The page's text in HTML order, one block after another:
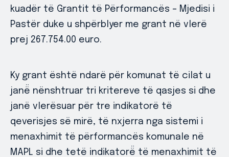
kuadër të Grantit të Përformancës – Mjedisi i
Pastër duke u shpërblyer me grant në vlerë
prej 267.754.00 euro.
Ky grant është ndarë për komunat të cilat u
janë̈ nënshtruar tri kritereve të qasjes si dhe
janë vlerësuar për tre indikatorë të
qeverisjes së mirë, të nxjerra nga sistemi i
menaxhimit të përformancës komunale në
MAPL si dhe tetë indikatorë̈ të menaxhimit të